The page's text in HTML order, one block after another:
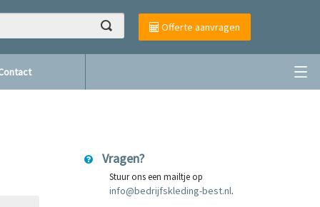
Offerte aanvragen
Vragen?
Stuur ons een mailtje op
info@bedrijfskleding-best.nl.